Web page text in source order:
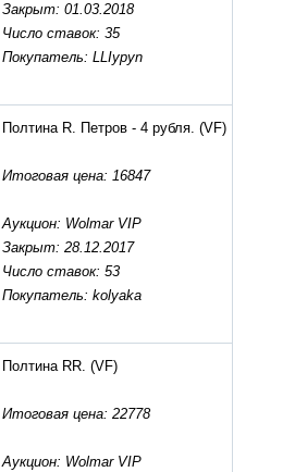
Закрыт: 01.03.2018
Число ставок: 35
Покупатель: LLIypyn
Полтина R. Петров - 4 рубля. (VF)
Итоговая цена: 16847
Аукцион: Wolmar VIP
Закрыт: 28.12.2017
Число ставок: 53
Покупатель: kolyaka
Полтина RR. (VF)
Итоговая цена: 22778
Аукцион: Wolmar VIP